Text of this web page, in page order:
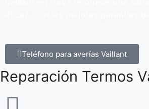
Teléfono para averías Vaillant
Reparación Termos